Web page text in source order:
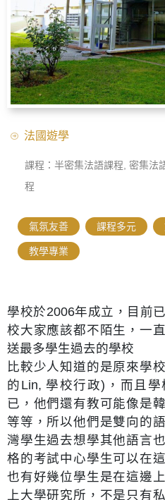
法國遊學
課程：半密集法語課程, 密集法
程
氣氛友善 課程多元
教學專業
學校於2006年成立，目前
校大家應該都不陌生，一
送最多學生過去的學校
比較少人知道的是原來學
的Lin, 學校行政)，而且
已，他們還有教可能像是
等等，所以他們是雙向的
灣學生過去想學其他語言
格的考試中心學生可以在
也有好幾位學生是在這邊
上大學研究所，不是只有